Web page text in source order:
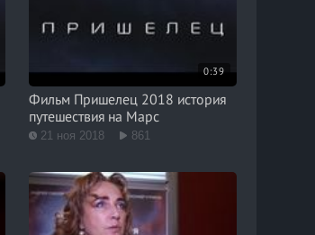
0:39
Фильм Пришелец 2018 история
путешествия на Марс
21 ноя 2018 861